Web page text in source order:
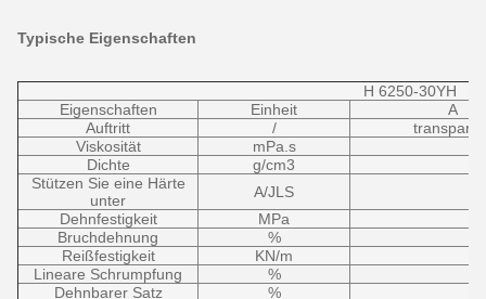
Typische Eigenschaften
H 6250-30YH
Eigenschaften
Einheit
A
Auftritt
/
Viskosität
mPa.s
Dichte
g/cm3
Stützen Sie eine Härte
unter
A/JLS
Dehnfestigkeit
MPa
Bruchdehnung
%
Reißfestigkeit
KN/m
Lineare Schrumpfung
%
Dehnbarer Satz
%